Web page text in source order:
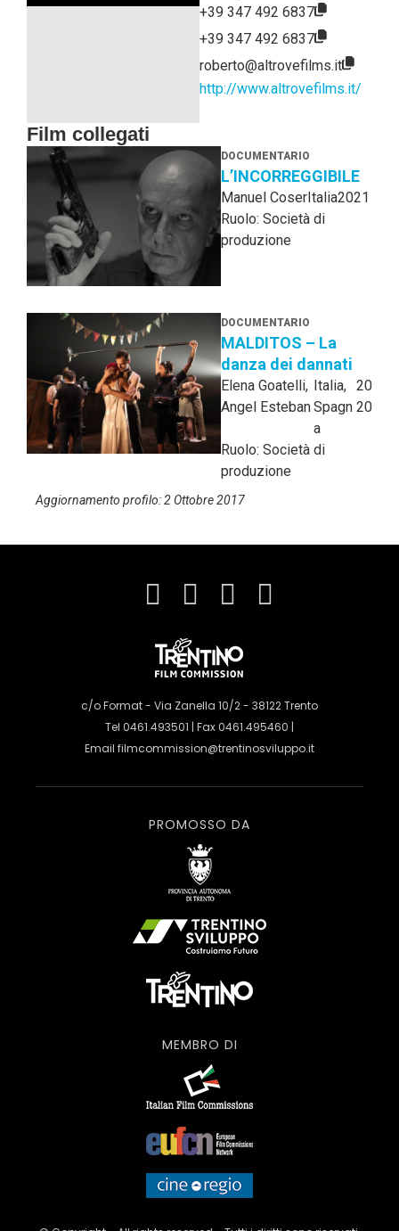
+39 347 492 6837
+39 347 492 6837
roberto@altrovefilms.it
http://www.altrovefilms.it/
Film collegati
DOCUMENTARIO
L’INCORREGGIBILE
Manuel CoserItalia2021
Ruolo: Società di
produzione
DOCUMENTARIO
MALDITOS – La
danza dei dannati
Elena Goatelli,
Angel Esteban
Italia,
Spagn
a
20
20
Ruolo: Società di
produzione
Aggiornamento profilo: 2 Ottobre 2017
c/o Format - Via Zanella 10/2 - 38122 Trento
Tel 0461.493501 | Fax 0461.495460 |
Email filmcommission@trentinosviluppo.it
PROMOSSO DA
MEMBRO DI